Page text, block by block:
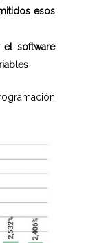
esos
el software